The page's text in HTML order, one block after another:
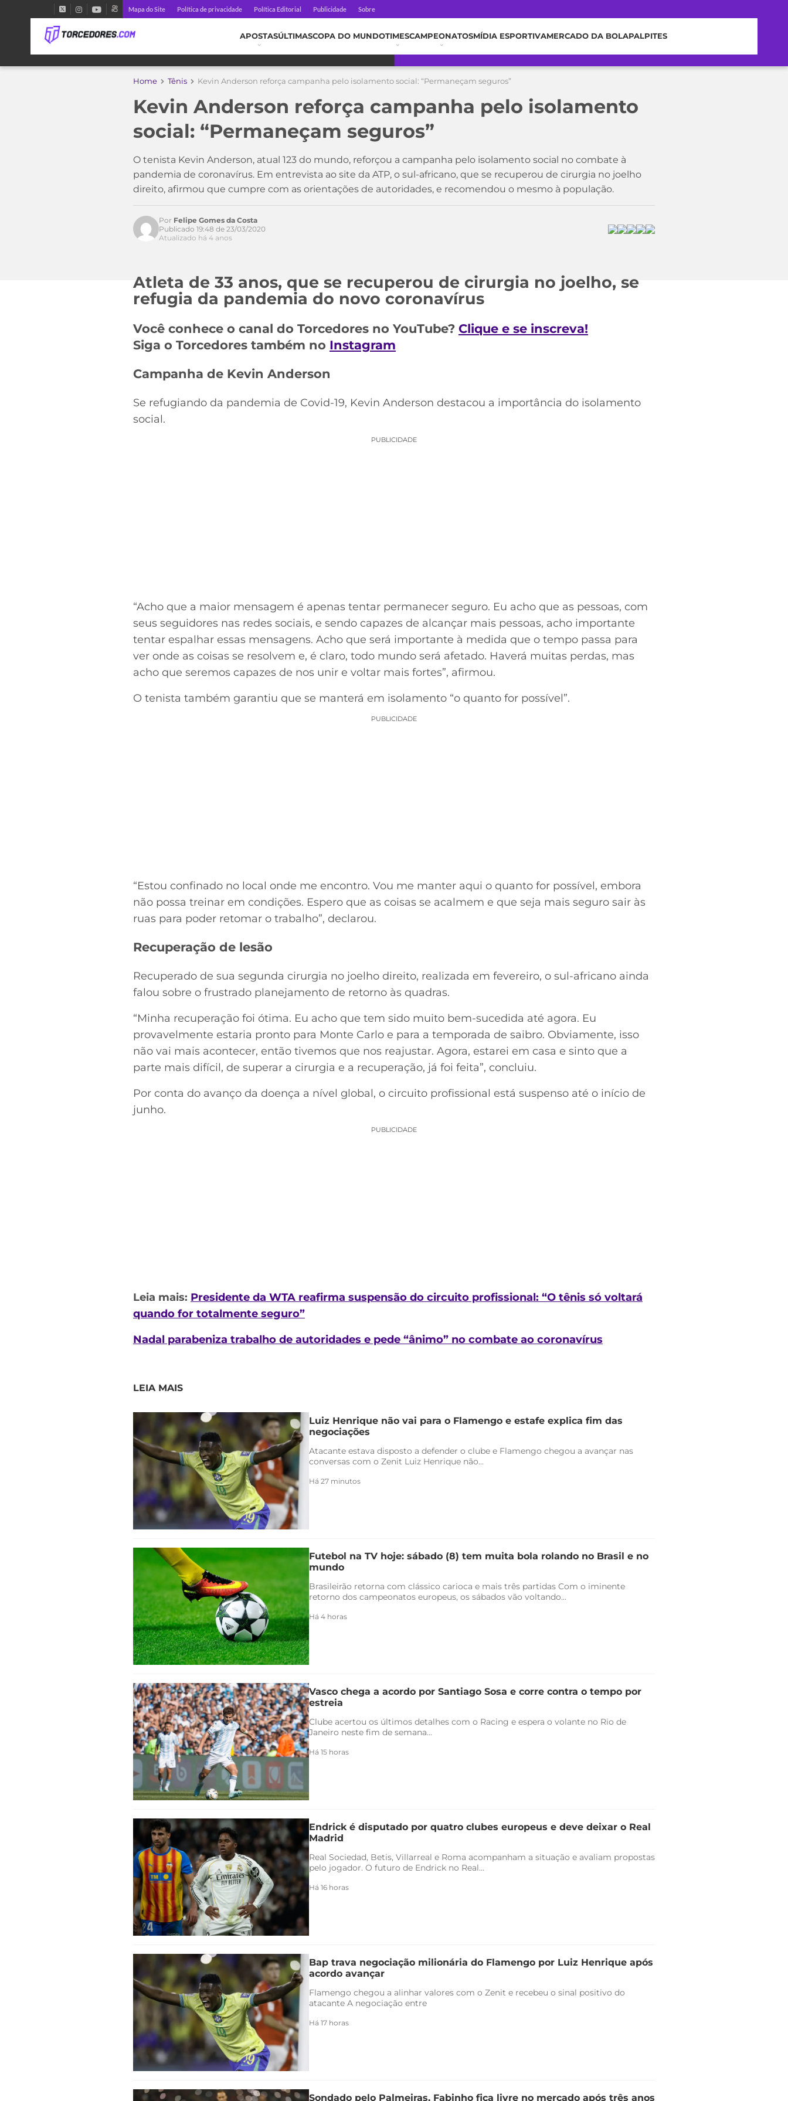
Mapa do Site Política de privacidade Política Editorial Publicidade Sobre
APOSTASÚLTIMASCOPA DO MUNDOTIMESCAMPEONATOSMÍDIA ESPORTIVAMERCADO DA BOLAPALPITES
Home Tênis Kevin Anderson reforça campanha pelo isolamento social: “Permaneçam seguros”
Kevin Anderson reforça campanha pelo isolamento
social: “Permaneçam seguros”
O tenista Kevin Anderson, atual 123 do mundo, reforçou a campanha pelo isolamento social no combate à
pandemia de coronavírus. Em entrevista ao site da ATP, o sul-africano, que se recuperou de cirurgia no joelho
direito, afirmou que cumpre com as orientações de autoridades, e recomendou o mesmo à população.
Por Felipe Gomes da Costa
Publicado 19:48 de 23/03/2020
Atualizado há 4 anos
Atleta de 33 anos, que se recuperou de cirurgia no joelho, se
refugia da pandemia do novo coronavírus
Você conhece o canal do Torcedores no YouTube? Clique e se inscreva!
Siga o Torcedores também no Instagram
Campanha de Kevin Anderson
Se refugiando da pandemia de Covid-19, Kevin Anderson destacou a importância do isolamento
social.
PUBLICIDADE
“Acho que a maior mensagem é apenas tentar permanecer seguro. Eu acho que as pessoas, com
seus seguidores nas redes sociais, e sendo capazes de alcançar mais pessoas, acho importante
tentar espalhar essas mensagens. Acho que será importante à medida que o tempo passa para
ver onde as coisas se resolvem e, é claro, todo mundo será afetado. Haverá muitas perdas, mas
acho que seremos capazes de nos unir e voltar mais fortes”, afirmou.
O tenista também garantiu que se manterá em isolamento “o quanto for possível”.
PUBLICIDADE
“Estou confinado no local onde me encontro. Vou me manter aqui o quanto for possível, embora
não possa treinar em condições. Espero que as coisas se acalmem e que seja mais seguro sair às
ruas para poder retomar o trabalho”, declarou.
Recuperação de lesão
Recuperado de sua segunda cirurgia no joelho direito, realizada em fevereiro, o sul-africano ainda
falou sobre o frustrado planejamento de retorno às quadras.
“Minha recuperação foi ótima. Eu acho que tem sido muito bem-sucedida até agora. Eu
provavelmente estaria pronto para Monte Carlo e para a temporada de saibro. Obviamente, isso
não vai mais acontecer, então tivemos que nos reajustar. Agora, estarei em casa e sinto que a
parte mais difícil, de superar a cirurgia e a recuperação, já foi feita”, concluiu.
Por conta do avanço da doença a nível global, o circuito profissional está suspenso até o início de
junho.
PUBLICIDADE
Leia mais: Presidente da WTA reafirma suspensão do circuito profissional: “O tênis só voltará
quando for totalmente seguro”
Nadal parabeniza trabalho de autoridades e pede “ânimo” no combate ao coronavírus
LEIA MAIS
Luiz Henrique não vai para o Flamengo e estafe explica fim das
negociações
Atacante estava disposto a defender o clube e Flamengo chegou a avançar nas
conversas com o Zenit Luiz Henrique não...
Há 27 minutos
Futebol na TV hoje: sábado (8) tem muita bola rolando no Brasil e no
mundo
Brasileirão retorna com clássico carioca e mais três partidas Com o iminente
retorno dos campeonatos europeus, os sábados vão voltando...
Há 4 horas
Vasco chega a acordo por Santiago Sosa e corre contra o tempo por
estreia
Clube acertou os últimos detalhes com o Racing e espera o volante no Rio de
Janeiro neste fim de semana...
Há 15 horas
Endrick é disputado por quatro clubes europeus e deve deixar o Real
Madrid
Real Sociedad, Betis, Villarreal e Roma acompanham a situação e avaliam propostas
pelo jogador. O futuro de Endrick no Real...
Há 16 horas
Bap trava negociação milionária do Flamengo por Luiz Henrique após
acordo avançar
Flamengo chegou a alinhar valores com o Zenit e recebeu o sinal positivo do
atacante A negociação entre
Há 17 horas
Sondado pelo Palmeiras, Fabinho fica livre no mercado após três anos